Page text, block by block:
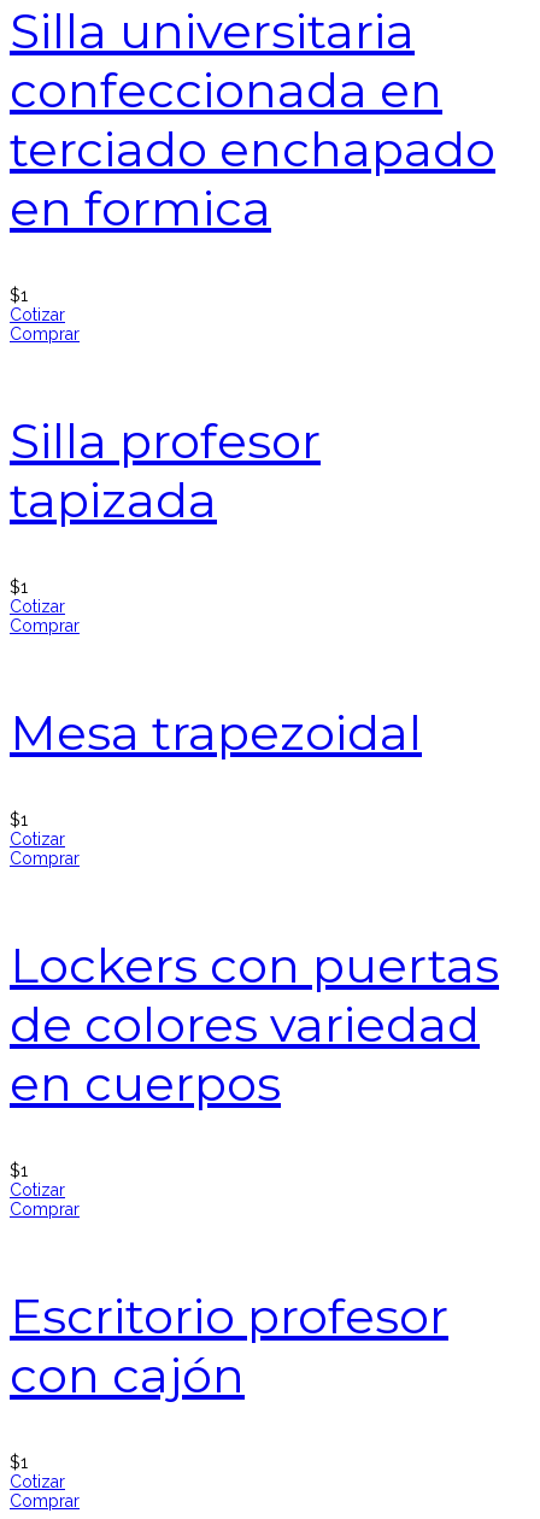
Silla universitaria
confeccionada en
terciado enchapado
en formica
$1
Cotizar
Comprar
Silla profesor
tapizada
$1
Cotizar
Comprar
Mesa trapezoidal
$1
Cotizar
Comprar
Lockers con puertas
de colores variedad
en cuerpos
$1
Cotizar
Comprar
Escritorio profesor
con cajón
$1
Cotizar
Comprar